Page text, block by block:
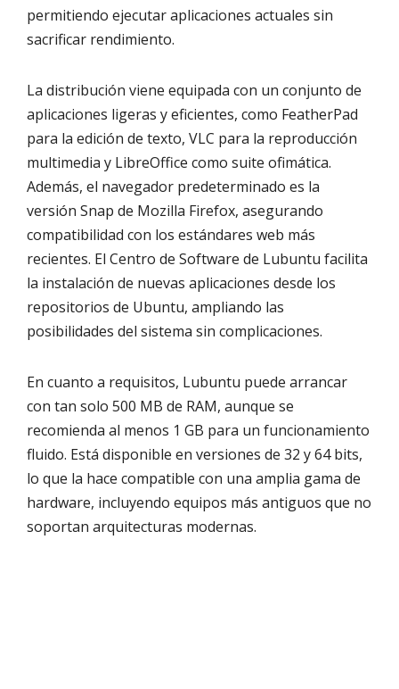
permitiendo ejecutar aplicaciones actuales sin
sacrificar rendimiento.
La distribución viene equipada con un conjunto de
aplicaciones ligeras y eficientes, como FeatherPad
para la edición de texto, VLC para la reproducción
multimedia y LibreOffice como suite ofimática.
Además, el navegador predeterminado es la
versión Snap de Mozilla Firefox, asegurando
compatibilidad con los estándares web más
recientes. El Centro de Software de Lubuntu facilita
la instalación de nuevas aplicaciones desde los
repositorios de Ubuntu, ampliando las
posibilidades del sistema sin complicaciones.
En cuanto a requisitos, Lubuntu puede arrancar
con tan solo 500 MB de RAM, aunque se
recomienda al menos 1 GB para un funcionamiento
fluido. Está disponible en versiones de 32 y 64 bits,
lo que la hace compatible con una amplia gama de
hardware, incluyendo equipos más antiguos que no
soportan arquitecturas modernas.